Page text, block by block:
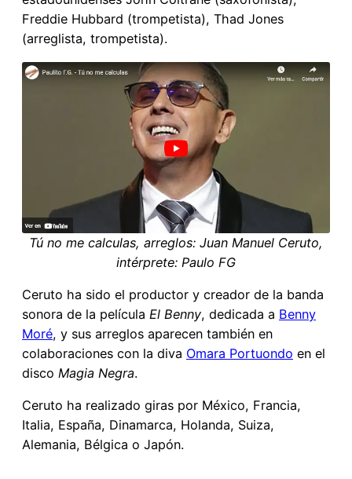
Freddie Hubbard (trompetista), Thad Jones
(arreglista, trompetista).
Tú no me calculas, arreglos: Juan Manuel Ceruto,
intérprete: Paulo FG
Ceruto ha sido el productor y creador de la banda
sonora de la película El Benny, dedicada a Benny
Moré, y sus arreglos aparecen también en
colaboraciones con la diva Omara Portuondo en el
disco Magia Negra.
Ceruto ha realizado giras por México, Francia,
Italia, España, Dinamarca, Holanda, Suiza,
Alemania, Bélgica o Japón.